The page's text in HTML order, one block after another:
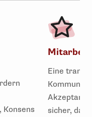
Eine
Akzeptanz
sicher,